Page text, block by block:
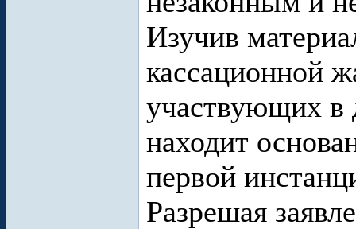
Изучив
кассационной
участвующих в
находит
первой
Разрешая